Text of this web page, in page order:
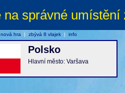
na správné
Polsko
Hlavní město: Varšava
nová hra | zbývá 8 vlajek | info